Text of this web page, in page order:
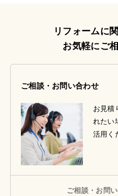
リフォームに
お気軽にご
ご相談・お問い合わせ
お見積
れたい
活用く
ご相談・お問